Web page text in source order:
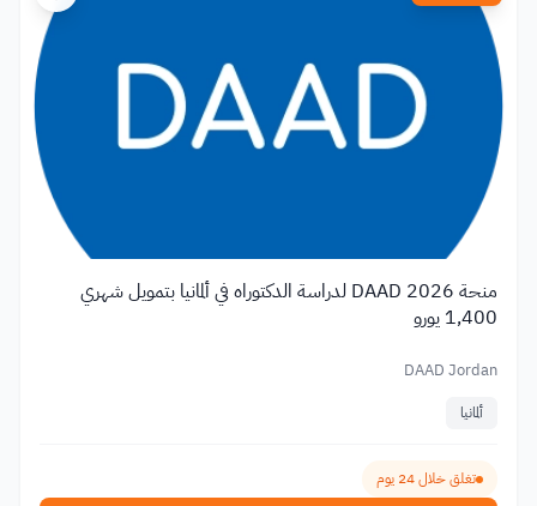
منحة DAAD 2026 لدراسة الدكتوراه في ألمانيا بتمويل شهري
1,400 يورو
DAAD Jordan
ألمانيا
تغلق خلال 24 يوم